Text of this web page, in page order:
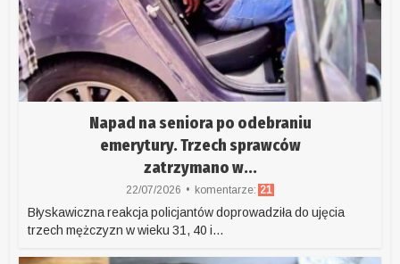
Napad na seniora po odebraniu
emerytury. Trzech sprawców
zatrzymano w...
22/07/2026 komentarze: 21
Błyskawiczna reakcja policjantów doprowadziła do ujęcia
trzech mężczyzn w wieku 31, 40 i...